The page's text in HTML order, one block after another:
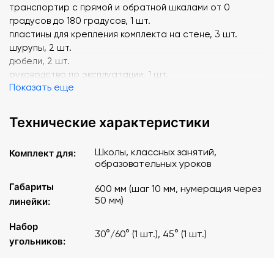
транспортир с прямой и обратной шкалами от 0
градусов до 180 градусов, 1 шт.
пластины для крепления комплекта на стене, 3 шт.
шурупы, 2 шт.
дюбели, 2 шт.
руководство по эксплуатации, 1 шт.
ручками и магнитными держателями для фиксации при
черчении и измерении на классной доске. Комплект
собой гибкой декоративной связью и оснащенных
удобными держателями.
Показать еще
Технические характеристики
Комплект для:
Школы, классных занятий,
образовательных уроков
Габариты
линейки:
600 мм (шаг 10 мм, нумерация через
50 мм)
Набор
угольников:
30°/60° (1 шт.), 45° (1 шт.)